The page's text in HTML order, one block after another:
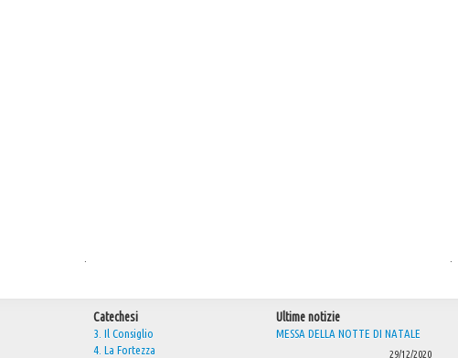
Catechesi
3. Il Consiglio
4. La Fortezza
Ultime notizie
MESSA DELLA NOTTE DI NATALE
29/12/2020